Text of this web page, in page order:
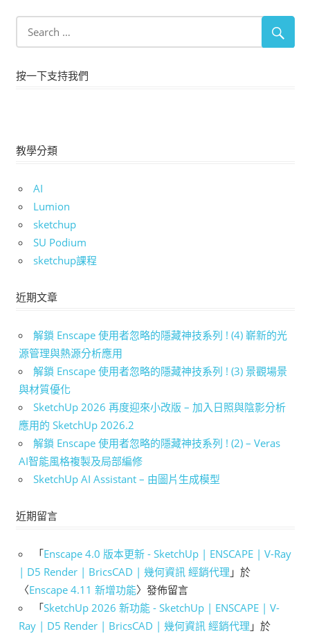
按一下支持我們
教學分類
AI
Lumion
sketchup
SU Podium
sketchup課程
近期文章
解鎖 Enscape 使用者忽略的隱藏神技系列 ! (4) 嶄新的光
源管理與熱源分析應用
解鎖 Enscape 使用者忽略的隱藏神技系列 ! (3) 景觀場景
與材質優化
SketchUp 2026 再度迎來小改版 – 加入日照與陰影分析
應用的 SketchUp 2026.2
解鎖 Enscape 使用者忽略的隱藏神技系列 ! (2) – Veras
AI智能風格複製及局部編修
SketchUp AI Assistant – 由圖片生成模型
近期留言
「Enscape 4.0 版本更新 - SketchUp | ENSCAPE | V-Ray
| D5 Render | BricsCAD | 幾何資訊 經銷代理 」於
〈Enscape 4.11 新增功能〉發佈留言
「SketchUp 2026 新功能 - SketchUp | ENSCAPE | V-
Ray | D5 Render | BricsCAD | 幾何資訊 經銷代理 」於